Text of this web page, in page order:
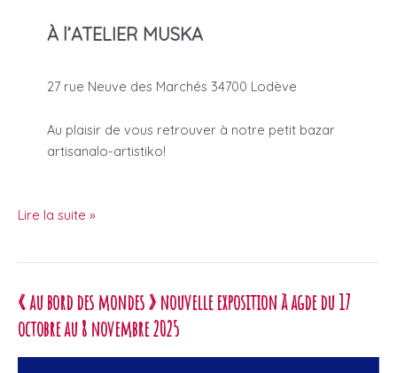
À l’ATELIER MUSKA
27 rue Neuve des Marchés 34700 Lodève
Au plaisir de vous retrouver à notre petit bazar
artisanalo-artistiko!
MARCHÉS
DéCEMBRE
~
LODÈVE
Lire la suite »
« au bord des mondes » nouvelle exposition à agde du 17
octobre au 8 novembre 2025